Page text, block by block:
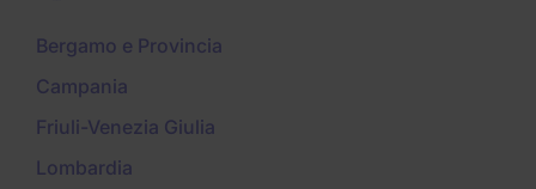
Bergamo e Provincia
Campania
Friuli-Venezia Giulia
Lombardia